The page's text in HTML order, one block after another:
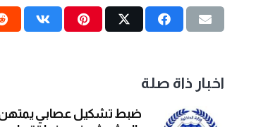
اخبار ذاة صلة
ضبط تشكيل عصابي يمتهن